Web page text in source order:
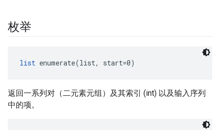
枚举
list enumerate(list, start=0)
返回一系列对（二元素元组）及其索引 (int) 以及输入序列
中的项。